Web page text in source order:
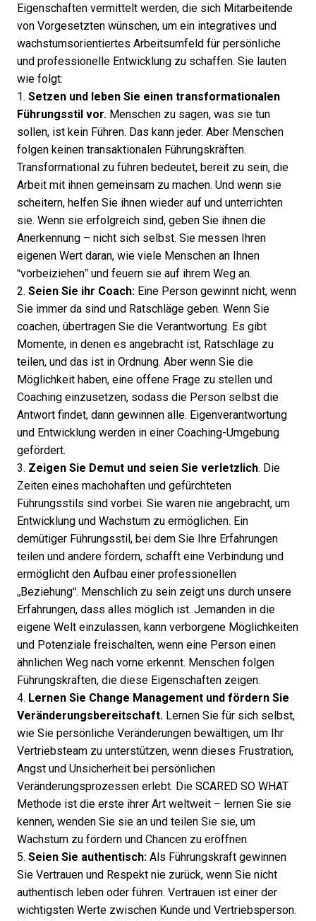
Eigenschaften vermittelt werden, die sich Mitarbeitende
von Vorgesetzten wünschen, um ein integratives und
wachstumsorientiertes Arbeitsumfeld für persönliche
und professionelle Entwicklung zu schaffen. Sie lauten
wie folgt:
1. Setzen und leben Sie einen transformationalen
Führungsstil vor. Menschen zu sagen, was sie tun
sollen, ist kein Führen. Das kann jeder. Aber Menschen
folgen keinen transaktionalen Führungskräften.
Transformational zu führen bedeutet, bereit zu sein, die
Arbeit mit ihnen gemeinsam zu machen. Und wenn sie
scheitern, helfen Sie ihnen wieder auf und unterrichten
sie. Wenn sie erfolgreich sind, geben Sie ihnen die
Anerkennung – nicht sich selbst. Sie messen Ihren
eigenen Wert daran, wie viele Menschen an Ihnen
“vorbeiziehen” und feuern sie auf ihrem Weg an.
2. Seien Sie ihr Coach: Eine Person gewinnt nicht, wenn
Sie immer da sind und Ratschläge geben. Wenn Sie
coachen, übertragen Sie die Verantwortung. Es gibt
Momente, in denen es angebracht ist, Ratschläge zu
teilen, und das ist in Ordnung. Aber wenn Sie die
Möglichkeit haben, eine offene Frage zu stellen und
Coaching einzusetzen, sodass die Person selbst die
Antwort findet, dann gewinnen alle. Eigenverantwortung
und Entwicklung werden in einer Coaching-Umgebung
gefördert.
3. Zeigen Sie Demut und seien Sie verletzlich. Die
Zeiten eines machohaften und gefürchteten
Führungsstils sind vorbei. Sie waren nie angebracht, um
Entwicklung und Wachstum zu ermöglichen. Ein
demütiger Führungsstil, bei dem Sie Ihre Erfahrungen
teilen und andere fördern, schafft eine Verbindung und
ermöglicht den Aufbau einer professionellen
„Beziehung“. Menschlich zu sein zeigt uns durch unsere
Erfahrungen, dass alles möglich ist. Jemanden in die
eigene Welt einzulassen, kann verborgene Möglichkeiten
und Potenziale freischalten, wenn eine Person einen
ähnlichen Weg nach vorne erkennt. Menschen folgen
Führungskräften, die diese Eigenschaften zeigen.
4. Lernen Sie Change Management und fördern Sie
Veränderungsbereitschaft. Lernen Sie für sich selbst,
wie Sie persönliche Veränderungen bewältigen, um Ihr
Vertriebsteam zu unterstützen, wenn dieses Frustration,
Angst und Unsicherheit bei persönlichen
Veränderungsprozessen erlebt. Die SCARED SO WHAT
Methode ist die erste ihrer Art weltweit – lernen Sie sie
kennen, wenden Sie sie an und teilen Sie sie, um
Wachstum zu fördern und Chancen zu eröffnen.
5. Seien Sie authentisch: Als Führungskraft gewinnen
Sie Vertrauen und Respekt nie zurück, wenn Sie nicht
authentisch leben oder führen. Vertrauen ist einer der
wichtigsten Werte zwischen Kunde und Vertriebsperson.